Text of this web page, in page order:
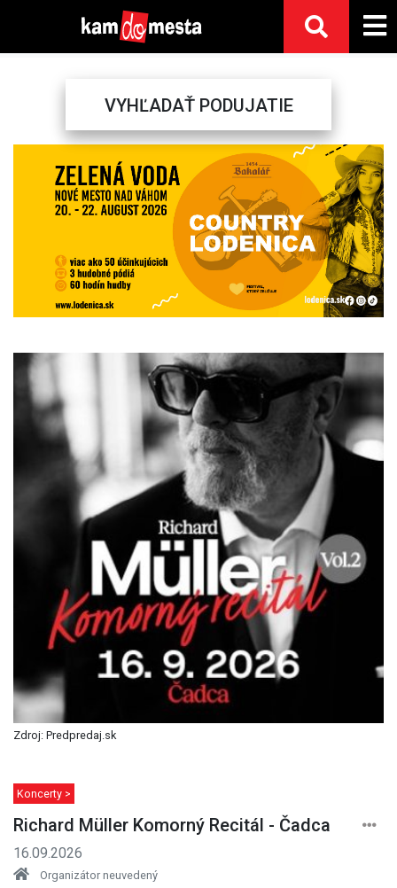
VYHĽADAŤ PODUJATIE
Next
Zdroj: Predpredaj.sk
Koncerty >
Richard Müller Komorný Recitál - Čadca
16.09.2026
Organizátor neuvedený